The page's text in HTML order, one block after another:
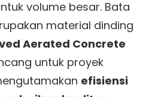
volume besar. Bata
material dinding
Aerated Concrete
untuk proyek
efisiensi